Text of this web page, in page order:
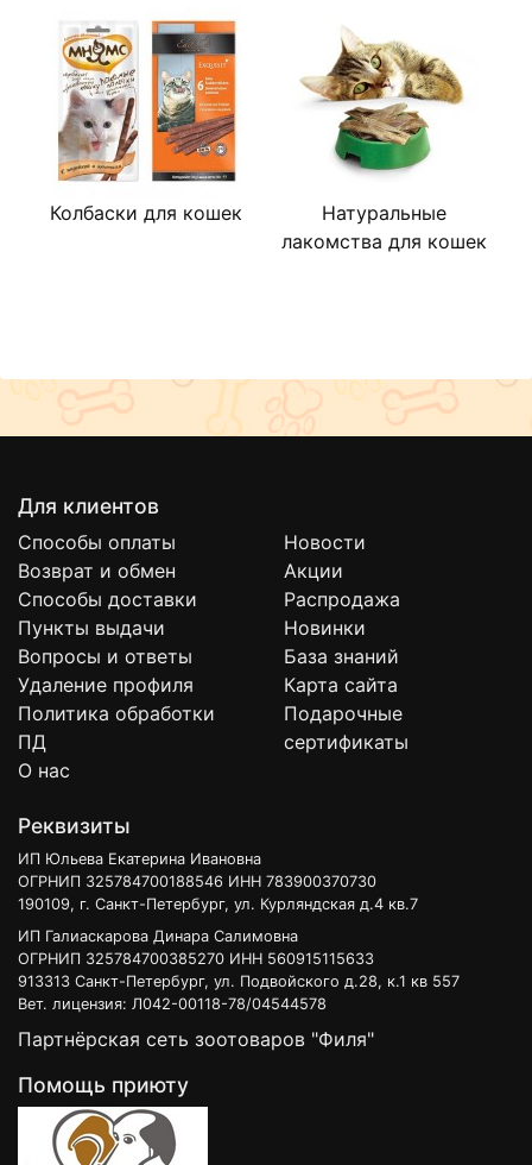
Колбаски для кошек
Натуральные
лакомства для кошек
Для клиентов
Способы оплаты
Возврат и обмен
Способы доставки
Пункты выдачи
Вопросы и ответы
Удаление профиля
Политика обработки
ПД
О нас
Новости
Акции
Распродажа
Новинки
База знаний
Карта сайта
Подарочные
сертификаты
Реквизиты
ИП Юльева Екатерина Ивановна
ОГРНИП 325784700188546 ИНН 783900370730
190109, г. Санкт-Петербург, ул. Курляндская д.4 кв.7
ИП Галиаскарова Динара Салимовна
ОГРНИП 325784700385270 ИНН 560915115633
913313 Санкт-Петербург, ул. Подвойского д.28, к.1 кв 557
Вет. лицензия: Л042-00118-78/04544578
Партнёрская сеть зоотоваров "Филя"
Помощь приюту